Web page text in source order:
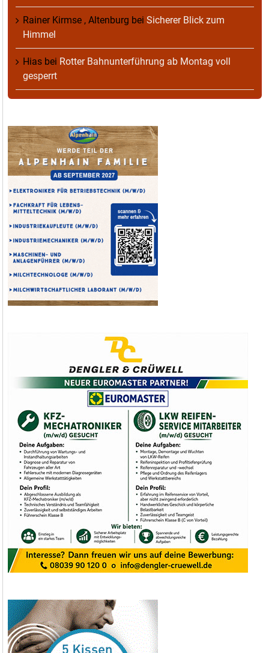
Rainer Kirmse , Altenburg bei Sicherer Blick zum
Himmel
Hias bei Rotter Bahnunterführung ab Montag voll
gesperrt